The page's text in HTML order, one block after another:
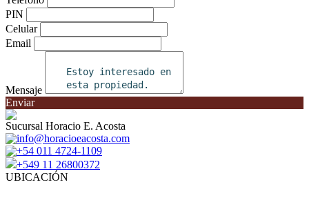
PIN
Celular
Email
Mensaje
Enviar
Sucursal Horacio E. Acosta
info@horacioeacosta.com
+54 011 4724-1109
+549 11 26800372
UBICACIÓN